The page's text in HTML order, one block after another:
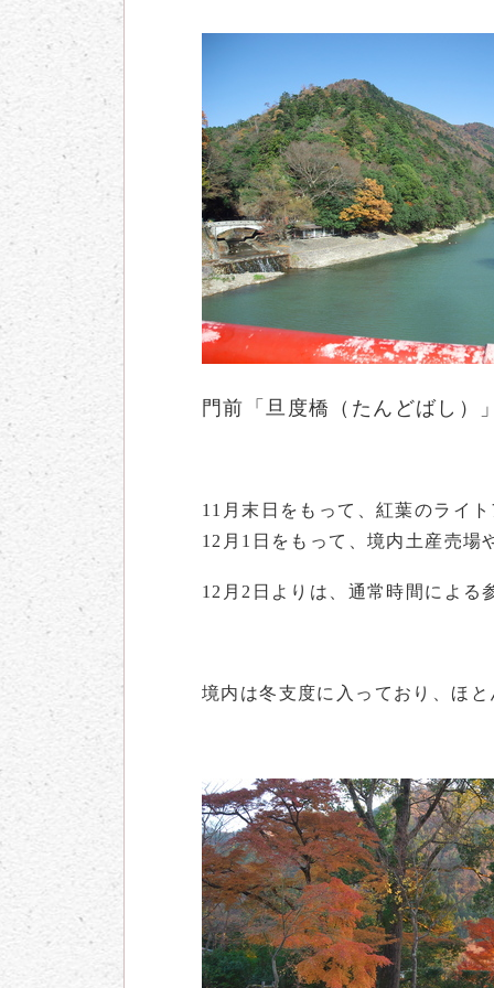
門前「旦度橋（たんどばし）
11月末日をもって、紅葉のライ
12月1日をもって、境内土産売場
12月2日よりは、通常時間による
境内は冬支度に入っており、ほ